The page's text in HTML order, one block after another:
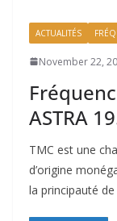
ACTUALITÉS
November 22,
ASTRA
TMC est une
d’origine
la principauté de